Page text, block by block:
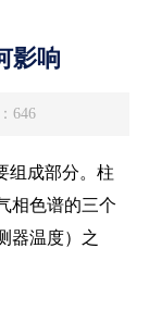
影响
646
组成部分。柱
相色谱的三个
器温度）之